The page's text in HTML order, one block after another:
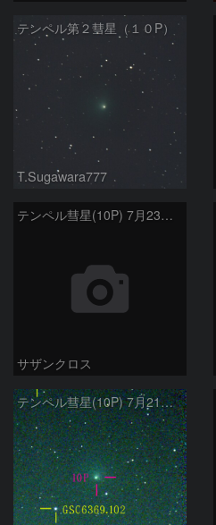
テンペル第２彗星（１０P）
T.Sugawara777
テンペル彗星(10P) 7月23日 Seestar50
サザンクロス
テンペル彗星(10P) 7月21日 Seestar50